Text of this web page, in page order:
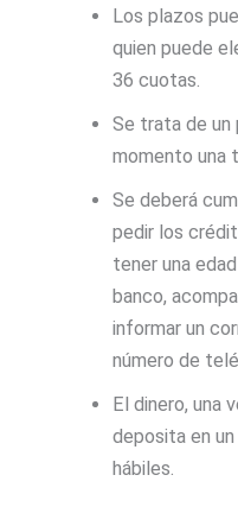
Los plazos
quien puede
36 cuotas.
Se trata de un
momento una
Se deberá
pedir los
tener una
banco,
informar un
número de
El dinero, una
deposita en
hábiles.